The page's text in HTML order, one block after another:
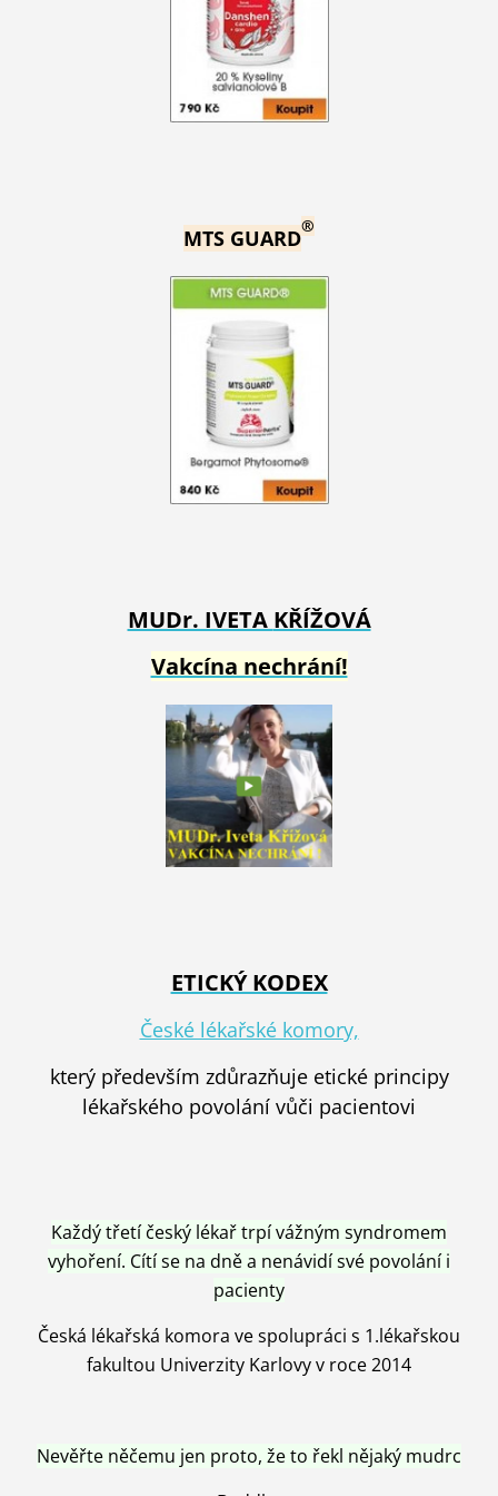
MTS GUARD®
MUDr. IVETA KŘÍŽOVÁ
Vakcína nechrání!
ETICKÝ KODEX
České lékařské komory,
který především zdůrazňuje etické principy
lékařského povolání vůči pacientovi
Každý třetí český lékař trpí vážným syndromem
vyhoření. Cítí se na dně a nenávidí své povolání i
pacienty
Česká lékařská komora ve spolupráci s 1.lékařskou
fakultou Univerzity Karlovy v roce 2014
Nevěřte něčemu jen proto, že to řekl nějaký mudrc